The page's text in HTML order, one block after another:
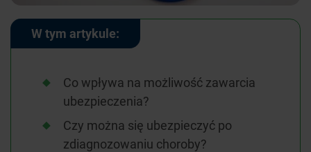
W tym artykule:
Co wpływa na możliwość zawarcia
ubezpieczenia?
Czy można się ubezpieczyć po
zdiagnozowaniu choroby?